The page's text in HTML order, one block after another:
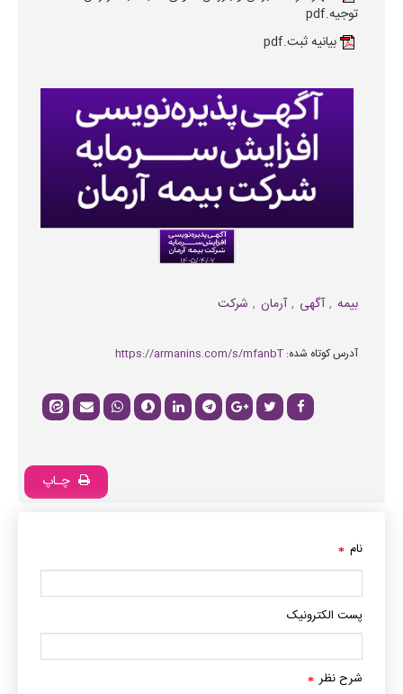
توجیه.pdf
بیانیه ثبت.pdf
بیمه آگهی آرمان شرکت
آدرس کوتاه شده: https://armanins.com/s/mfanbT
چـاپ
نام *
پست الکترونیک
شرح نظر *